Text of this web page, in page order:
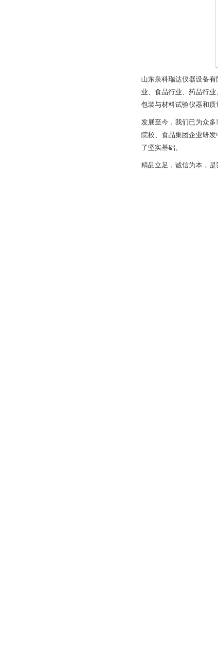
山东泉科瑞达仪器设备
业、食品行业、药品行
包装与材料试验仪器和
发展至今，我们已为众
院校、食品集团企业研
了坚实基础。
精品立足，诚信为本，